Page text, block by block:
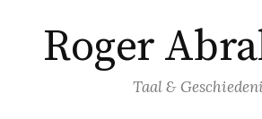
inhoud
springen
Roger
Taal &